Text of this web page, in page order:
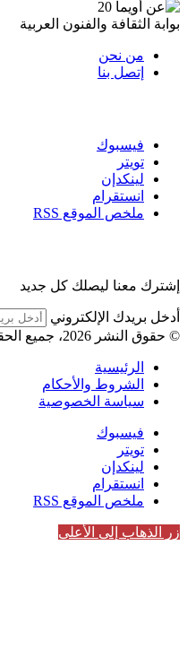
بوابة الثقافة والفنون العربية
من نحن
إتصل بنا
فيسبوك
تويتر
لينكدإن
انستقرام
ملخص الموقع RSS
إشترك معنا ليصلك كل جديد
أدخل بريدك الإلكتروني
© حقوق النشر 2026، جميع الحقوق محفوظة. |
الرئيسية
الشروط والأحكام
سياسة الخصوصية
فيسبوك
تويتر
لينكدإن
انستقرام
ملخص الموقع RSS
زر الذهاب إلى الأعلى